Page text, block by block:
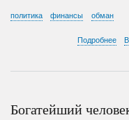
политика финансы обман
Подробнее
Богатейший